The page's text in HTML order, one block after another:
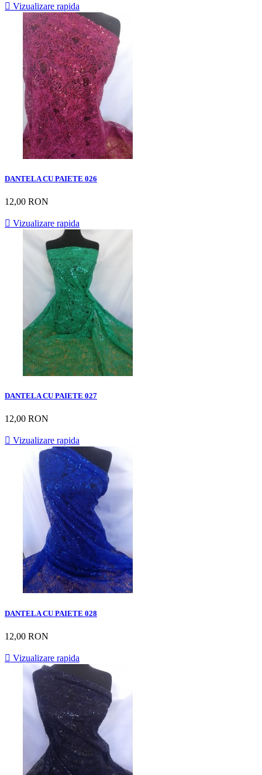
 Vizualizare rapida
DANTELA CU PAIETE 026
12,00 RON
 Vizualizare rapida
DANTELA CU PAIETE 027
12,00 RON
 Vizualizare rapida
DANTELA CU PAIETE 028
12,00 RON
 Vizualizare rapida